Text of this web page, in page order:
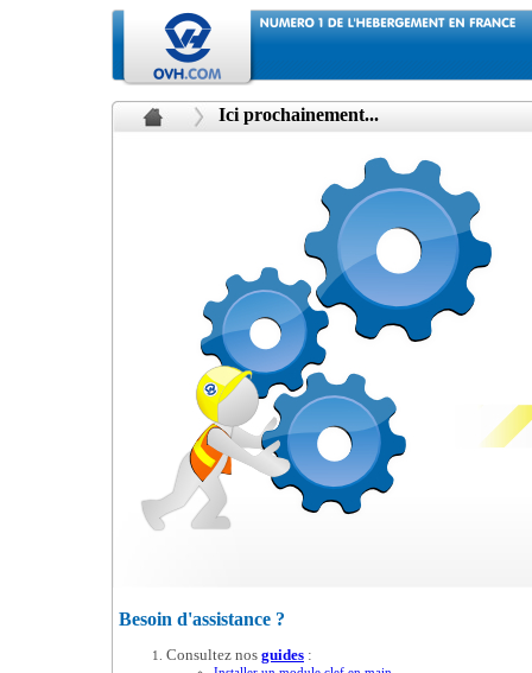
Ici prochainement...
Besoin d'assistance ?
Consultez nos guides :